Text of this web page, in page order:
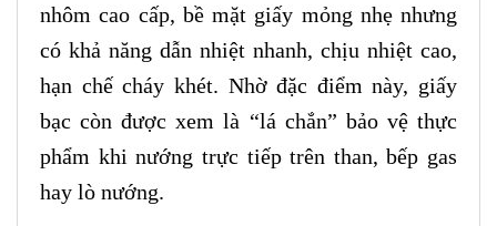
nhôm cao cấp, bề mặt giấy mỏng nhẹ nhưng
có khả năng dẫn nhiệt nhanh, chịu nhiệt cao,
hạn chế cháy khét. Nhờ đặc điểm này, giấy
bạc còn được xem là “lá chắn” bảo vệ thực
phẩm khi nướng trực tiếp trên than, bếp gas
hay lò nướng.